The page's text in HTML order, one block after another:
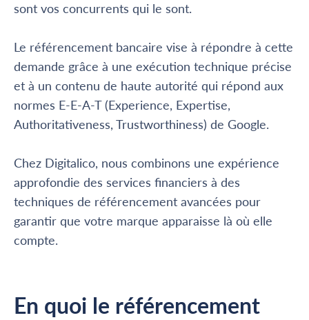
sont vos concurrents qui le sont.
Le référencement bancaire vise à répondre à cette
demande grâce à une exécution technique précise
et à un contenu de haute autorité qui répond aux
normes E-E-A-T (Experience, Expertise,
Authoritativeness, Trustworthiness) de Google.
Chez Digitalico, nous combinons une expérience
approfondie des services financiers à des
techniques de référencement avancées pour
garantir que votre marque apparaisse là où elle
compte.
En quoi le référencement